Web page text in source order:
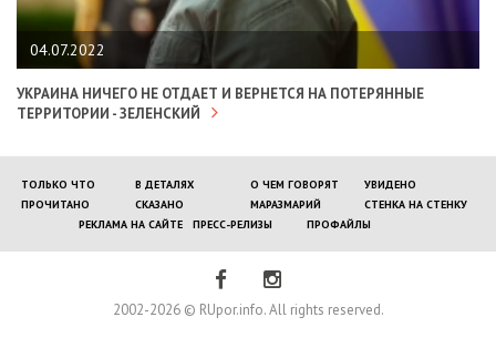
04.07.2022
УКРАИНА НИЧЕГО НЕ ОТДАЕТ И ВЕРНЕТСЯ НА ПОТЕРЯННЫЕ
ТЕРРИТОРИИ - ЗЕЛЕНСКИЙ
ТОЛЬКО ЧТО В ДЕТАЛЯХ О ЧЕМ ГОВОРЯТ
УВИДЕНО
ПРОЧИТАНО
СКАЗАНО МАРАЗМАРИЙ
СТЕНКА НА СТЕНКУ
РЕКЛАМА НА САЙТЕ
ПРЕСС-РЕЛИЗЫ ПРОФАЙЛЫ
2002-2026 © RUpor.info. All rights reserved.